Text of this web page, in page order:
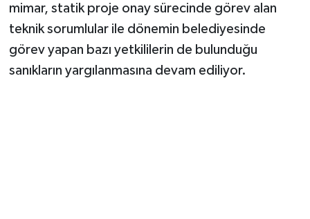
mimar, statik proje onay sürecinde görev alan
teknik sorumlular ile dönemin belediyesinde
görev yapan bazı yetkililerin de bulunduğu
sanıkların yargılanmasına devam ediliyor.